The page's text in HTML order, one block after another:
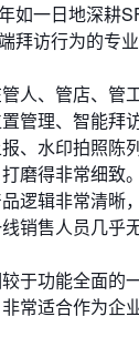
如一日地深耕
拜访行为的专业
人、管店、管
管理、智能拜
、水印拍照陈
磨得非常细致。
逻辑非常清晰
销售人员几乎
较于功能全面的
常适合作为企